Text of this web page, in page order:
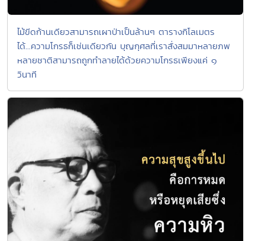
ไม้ขีดก้านเดียวสามารถเผาป่าเป็นล้านๆ ตารางกิโลเมตร
ได้...ความโกรธก็เช่นเดียวกัน บุญกุศลที่เราสั่งสมมาหลายภพ
หลายชาติสามารถถูกทำลายได้ด้วยความโกรธเพียงแค่ ๑
วินาที